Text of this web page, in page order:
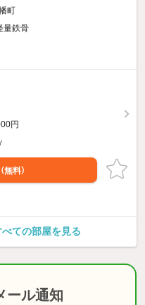
町
量鉄骨
円
（無料）
ての部屋を見る
ール通知